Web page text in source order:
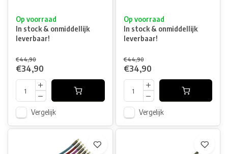
Op voorraad
In stock & onmiddellijk
leverbaar!
€44,90
€34,90
Vergelijk
Op voorraad
In stock & onmiddellijk
leverbaar!
€44,90
€34,90
Vergelijk